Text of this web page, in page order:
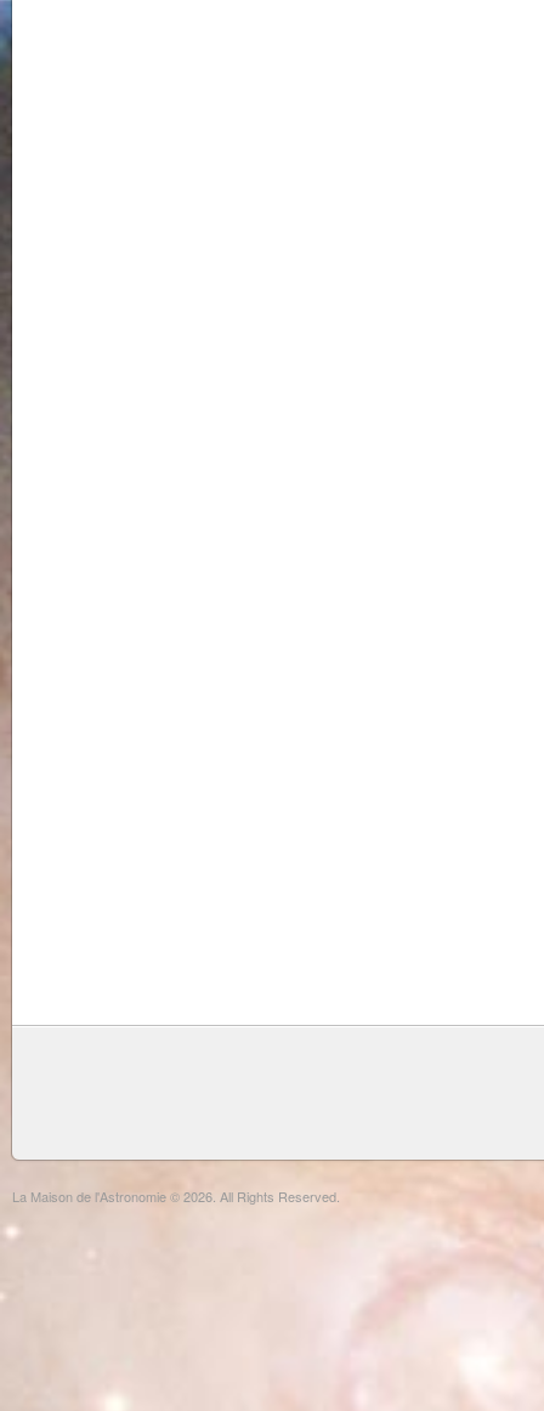
La Maison de l'Astronomie © 2026. All Rights Reserved.